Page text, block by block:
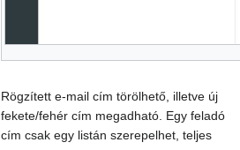
Rögzített e-mail cím törölhető, illetve új
fekete/fehér cím megadható. Egy feladó
cím csak egy listán szerepelhet, teljes